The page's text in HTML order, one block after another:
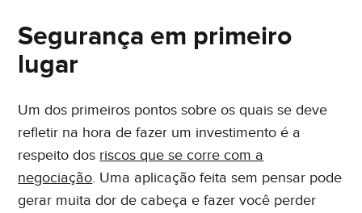
Segurança em primeiro
lugar
Um dos primeiros pontos sobre os quais se deve
refletir na hora de fazer um investimento é a
respeito dos riscos que se corre com a
negociação. Uma aplicação feita sem pensar pode
gerar muita dor de cabeça e fazer você perder